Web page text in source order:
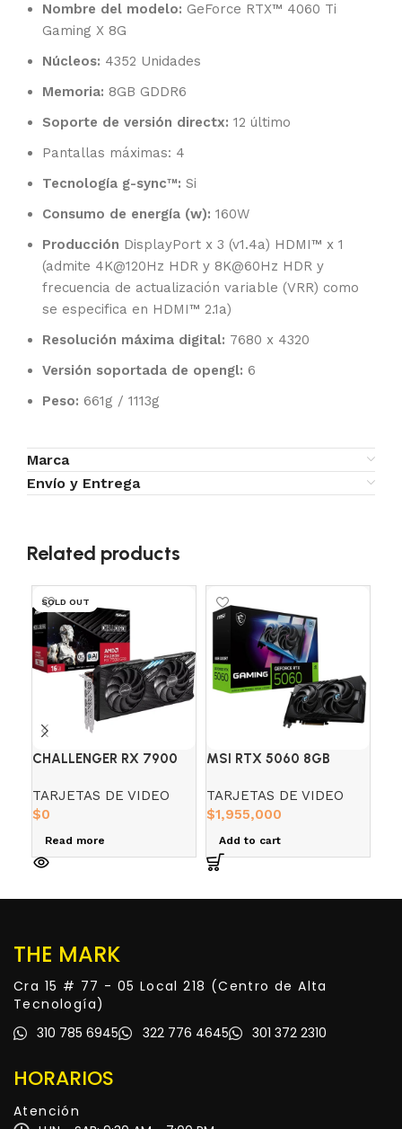
Nombre del modelo: GeForce RTX™ 4060 Ti
Gaming X 8G
Núcleos: 4352 Unidades
Memoria: 8GB GDDR6
Soporte de versión directx: 12 último
Pantallas máximas: 4
Tecnología g-sync™: Si
Consumo de energía (w): 160W
Producción DisplayPort x 3 (v1.4a) HDMI™ x 1
(admite 4K@120Hz HDR y 8K@60Hz HDR y
frecuencia de actualización variable (VRR) como
se especifica en HDMI™ 2.1a)
Resolución máxima digital: 7680 x 4320
Versión soportada de opengl: 6
Peso: 661g / 1113g
Marca
Envío y Entrega
Related products
SOLD OUT
CHALLENGER RX 7900
RADEON
TARJETAS DE VIDEO
$0
Read more
MSI RTX 5060 8GB
TARJETAS DE VIDEO
$1,955,000
Add to cart
THE MARK
Cra 15 # 77 - 05 Local 218 (Centro de Alta
Tecnología)
310 785 6945
322 776 4645 301 372 2310
HORARIOS
Atención